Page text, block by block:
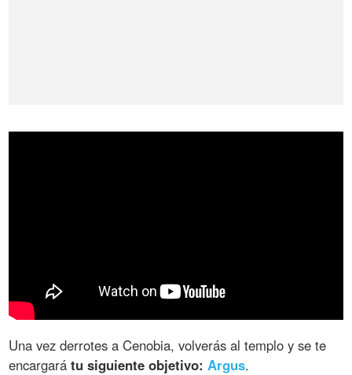
Una vez derrotes a Cenobia, volverás al templo y se te
encargarátu siguiente objetivo:Argus.